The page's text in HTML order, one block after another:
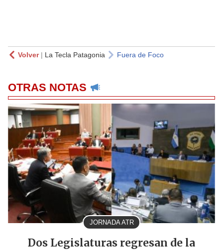
Volver| La Tecla Patagonia Fuera de Foco
OTRAS NOTAS
JORNADA ATR
Dos Legislaturas regresan de la